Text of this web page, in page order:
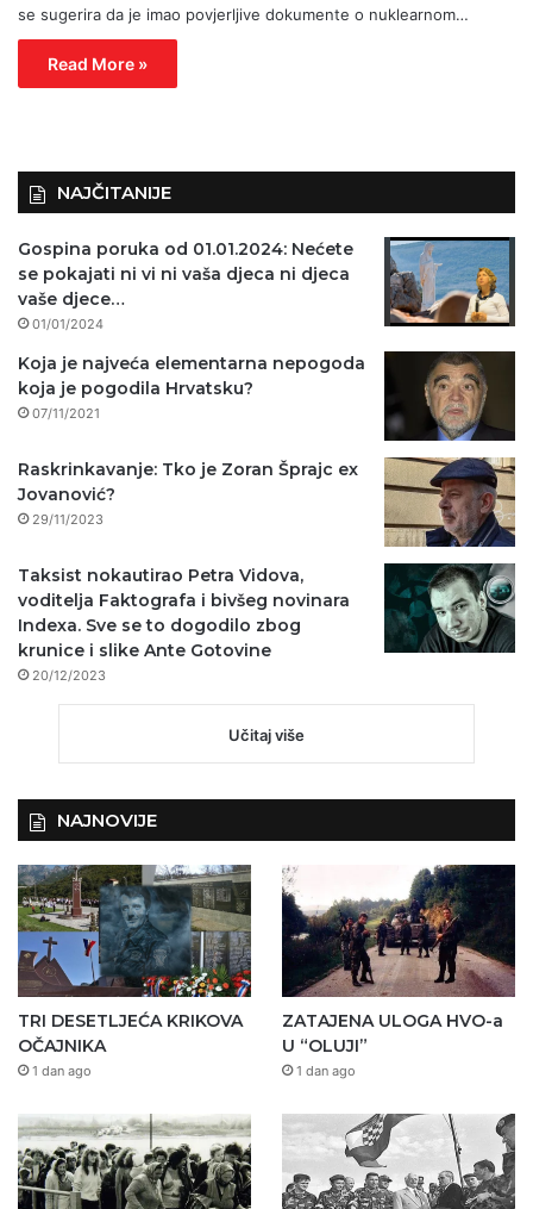
se sugerira da je imao povjerljive dokumente o nuklearnom…
Read More »
NAJČITANIJE
Gospina poruka od 01.01.2024: Nećete
se pokajati ni vi ni vaša djeca ni djeca
vaše djece…
01/01/2024
Koja je najveća elementarna nepogoda
koja je pogodila Hrvatsku?
07/11/2021
Raskrinkavanje: Tko je Zoran Šprajc ex
Jovanović?
29/11/2023
Taksist nokautirao Petra Vidova,
voditelja Faktografa i bivšeg novinara
Indexa. Sve se to dogodilo zbog
krunice i slike Ante Gotovine
20/12/2023
Učitaj više
NAJNOVIJE
TRI DESETLJEĆA KRIKOVA
OČAJNIKA
1 dan ago
ZATAJENA ULOGA HVO-a
U “OLUJI”
1 dan ago